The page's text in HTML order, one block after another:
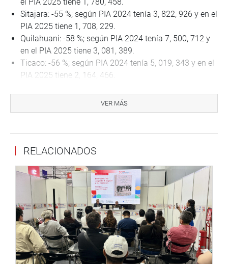
Sitajara: -55 %; según PIA 2024 tenía 3, 822, 926 y en el
PIA 2025 tiene 1, 708, 229.
Quilahuani: -58 %; según PIA 2024 tenía 7, 500, 712 y
en el PIA 2025 tiene 3, 081, 389.
Ticaco: -56 %; según PIA 2024 tenía 5, 019, 343 y en el
PIA 2025 tiene 2, 164, 466.
Sin embargo, algunas municipalidades experimentaron
incrementos, como Tarata (+60 %), Ilabaya (+31 %),
ha solicitado una reunión con carácter de urgencia al
Ministerio de Economía y Finanzas (MEF) para analizar
las modificaciones presupuestales y exigir explicaciones
claras. “Durante el debate de la Ley de Presupuesto, el
ministro de Economía aseguró que ningún gobierno
regional o local recibiría un presupuesto menor al del año
pasado, y este principio sería aplicado de forma general.
Esto claramente no se está cumpliendo en Tacna”, señaló
la congresista.
VER MÁS
RELACIONADOS